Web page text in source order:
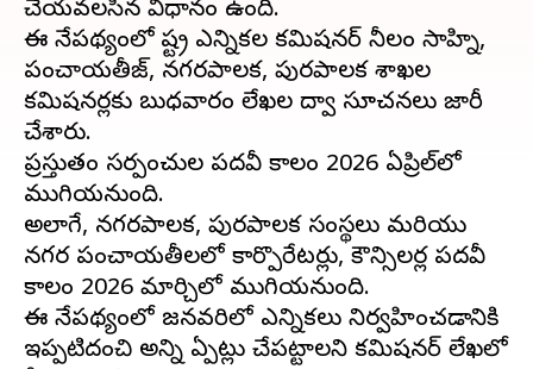
చేయవలసిన విధానం ఉంది.
ఈ నేపథ్యంలో రాష్ట్ర ఎన్నికల కమిషనర్ నీలం సాహ్ని,
పంచాయతీరాజ్, నగరపాలక, పురపాలక శాఖల
కమిషనర్లకు బుధవారం లేఖల ద్వారా సూచనలు జారీ
చేశారు.
ప్రస్తుతం సర్పంచుల పదవీ కాలం 2026 ఏప్రిల్‌లో
ముగియనుంది.
అలాగే, నగరపాలక, పురపాలక సంస్థలు మరియు
నగర పంచాయతీలలో కార్పొరేటర్లు, కౌన్సిలర్ల పదవీ
కాలం 2026 మార్చిలో ముగియనుంది.
ఈ నేపథ్యంలో జనవరిలో ఎన్నికలు నిర్వహించడానికి
ఇప్పటిదంచి అన్ని ఏర్పాట్లు చేపట్టాలని కమిషనర్ లేఖలో